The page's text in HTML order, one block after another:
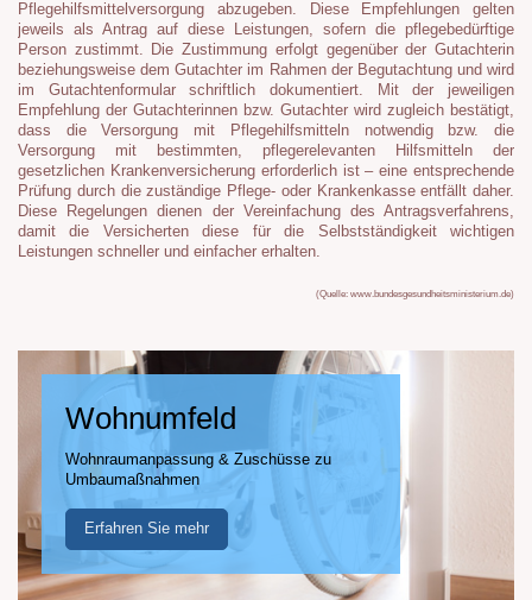
Pflegehilfsmittelversorgung abzugeben. Diese Empfehlungen gelten
jeweils als Antrag auf diese Leistungen, sofern die pflegebedürftige
Person zustimmt. Die Zustimmung erfolgt gegenüber der Gutachterin
beziehungsweise dem Gutachter im Rahmen der Begutachtung und wird
im Gutachtenformular schriftlich dokumentiert. Mit der jeweiligen
Empfehlung der Gutachterinnen bzw. Gutachter wird zugleich bestätigt,
dass die Versorgung mit Pflegehilfsmitteln notwendig bzw. die
Versorgung mit bestimmten, pflegerelevanten Hilfsmitteln der
gesetzlichen Krankenversicherung erforderlich ist – eine entsprechende
Prüfung durch die zuständige Pflege- oder Krankenkasse entfällt daher.
Diese Regelungen dienen der Vereinfachung des Antragsverfahrens,
damit die Versicherten diese für die Selbstständigkeit wichtigen
Leistungen schneller und einfacher erhalten.
(Quelle: www.bundesgesundheitsministerium.de)
Wohnumfeld
Wohnraumanpassung & Zuschüsse zu
Umbaumaßnahmen
Erfahren Sie mehr